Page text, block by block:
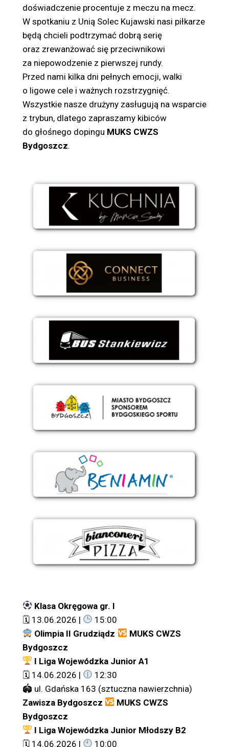
doświadczenie procentuje z meczu na mecz.
W spotkaniu z Unią Solec Kujawski nasi piłkarze
będą chcieli podtrzymać dobrą serię
oraz zrewanżować się przeciwnikowi
za niepowodzenie z pierwszej rundy.
Przed nami kilka dni pełnych emocji, walki
o ligowe cele i ważnych rozstrzygnięć.
Wszystkie nasze drużyny zasługują na wsparcie
z trybun, dlatego zapraszamy kibiców
do głośnego dopingu MUKS CWZS
Bydgoszcz.
Klasa Okręgowa gr. I
🗓 13.06.2026 |
15:00
Olimpia II Grudziądz
MUKS CWZS
Bydgoszcz
I Liga Wojewódzka Junior A1
🗓 14.06.2026 |
12:30
🏟 ul. Gdańska 163 (sztuczna nawierzchnia)
Zawisza Bydgoszcz
MUKS CWZS
Bydgoszcz
I Liga Wojewódzka Junior Młodszy B2
🗓 14.06.2026 |
10:00